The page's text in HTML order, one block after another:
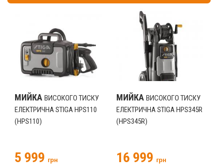
МИЙКА ВИСОКОГО ТИСКУ
ЕЛЕКТРИЧНА STIGA HPS110
(HPS110)
5 999 грн
МИЙКА ВИСОКОГО ТИСКУ
ЕЛЕКТРИЧНА STIGA HPS345R
(HPS345R)
16 999 грн